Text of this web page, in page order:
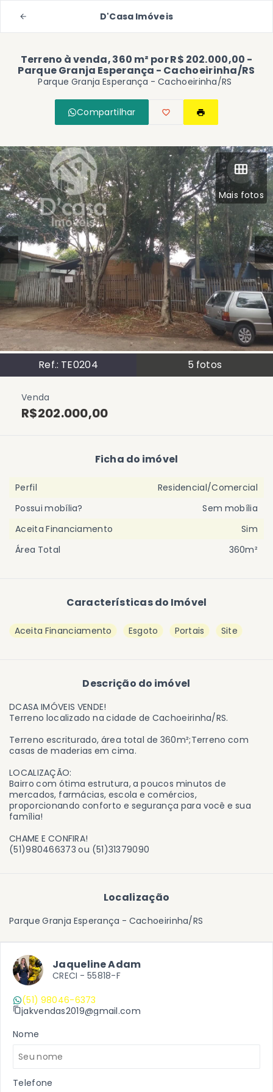
D'Casa Imóveis
Terreno à venda, 360 m² por R$ 202.000,00 -
Parque Granja Esperança - Cachoeirinha/RS
Parque Granja Esperança - Cachoeirinha/RS
Compartilhar
Mais fotos
Ref.: TE0204 5 fotos
Venda
R$202.000,00
Características do Imóvel
Aceita Financiamento Esgoto Portais Site
Descrição do imóvel
DCASA IMÓVEIS VENDE!
Terreno localizado na cidade de Cachoeirinha/RS.
Terreno escriturado, área total de 360m²;Terreno com
casas de maderias em cima.
LOCALIZAÇÃO:
Bairro com ótima estrutura, a poucos minutos de
mercados, farmácias, escola e comércios,
proporcionando conforto e segurança para você e sua
família!
CHAME E CONFIRA!
(51)980466373 ou (51)31379090
Localização
Parque Granja Esperança - Cachoeirinha/RS
Ficha do imóvel
Perfil
Residencial/Comercial
Possui mobília?
Sem mobília
Aceita Financiamento
Sim
Área Total
360m²
Jaqueline Adam
CRECI - 55818-F
(51) 98046-6373
jakvendas2019@gmail.com
Nome
Telefone